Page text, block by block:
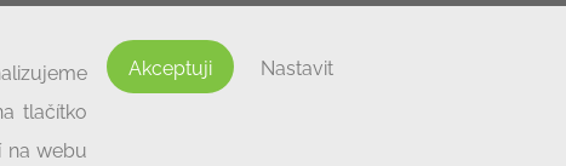
tlačítko
na webu
Akceptuji Nastavit